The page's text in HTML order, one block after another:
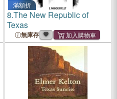
滿額折
8.The New Republic of
Texas
無庫存